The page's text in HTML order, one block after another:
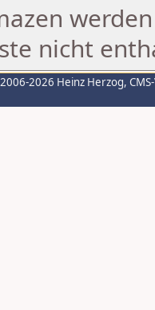
nicht
2026 Heinz Herzog,